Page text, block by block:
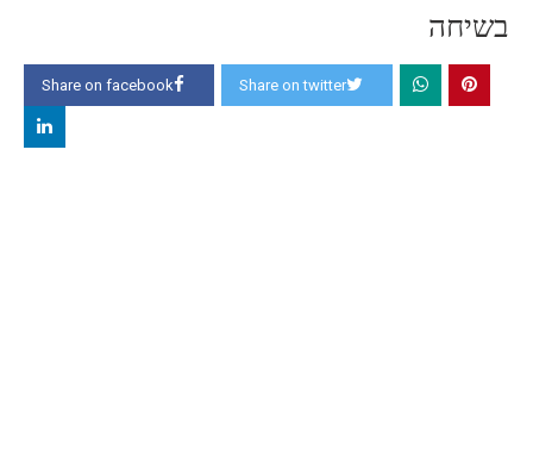
בשיחה
Share on facebook Share on twitter